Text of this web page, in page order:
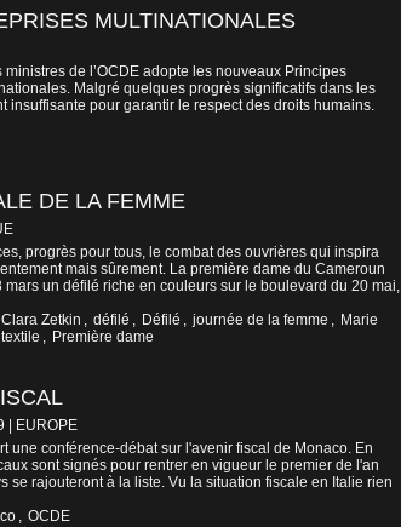
MULTINATIONALES
de l’OCDE adopte les nouveaux Principes
Malgré quelques progrès significatifs dans les
insuffisante pour garantir le respect des droits humains.
DE LA FEMME
progrès pour tous, le combat des ouvrières qui inspira
mais sûrement. La première dame du Cameroun
un défilé riche en couleurs sur le boulevard du 20 mai,
Clara Zetkin , défilé , Défilé , journée de la femme , Marie
, Première dame
EUROPE
une conférence-débat sur l'avenir fiscal de Monaco. En
sont signés pour rentrer en vigueur le premier de l'an
se rajouteront à la liste. Vu la situation fiscale en Italie rien
, OCDE